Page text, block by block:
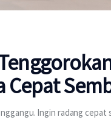
Cepat
Ingin radang